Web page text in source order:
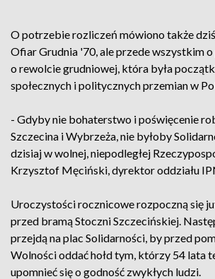
O potrzebie rozliczeń mówiono także
Ofiar Grudnia '70, ale przede wszystkim
o rewolcie grudniowej, która była
społecznych i politycznych przemian w
- Gdyby nie bohaterstwo i poświęcenie
Szczecina i Wybrzeża, nie byłoby
dzisiaj w wolnej, niepodległej
Krzysztof Męciński, dyrektor oddziału
Uroczystości rocznicowe rozpoczną się
przed bramą Stoczni Szczecińskiej.
przejdą na plac Solidarności, by przed
Wolności oddać hołd tym, którzy 54 lata
upomnieć się o godność zwykłych ludzi.